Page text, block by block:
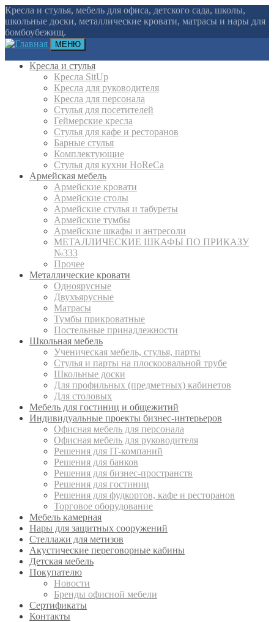
Кресла и стулья, мебель для офиса, детского сада, школы,
школьные доски, металлические кровати, матрасы и нары для
бомбоубежищ.
МЕНЮ
Кресла и стулья
Кресла SitUp
Кресла для руководителя
Кресла для персонала
Стулья для посетителей
Геймерские кресла
Cтулья для кафе и ресторанов
Барные стулья
Комплектующие
Стулья для кухни HoReCa
Армейская мебель
Армейские кровати
Армейские столы
Армейские стулья и табуреты
Армейские тумбы
Армейские шкафы и антресоли
МЕТАЛЛИЧЕСКИЕ ШКАФЫ ПО ПРИКАЗУ
№333
Прочее
Металлические кровати
Одноярусные
Двухъярусные
Матрасы
Тумбы прикроватные
Постельные принадлежности
Школьная мебель
Ученическая мебель, стулья, парты
Стулья и парты на плоскоовальной трубе
Школьные доски
Для профильных (предметных) кабинетов
Для столовых
Мебель для гостиниц и общежитий
Индивидуальные проекты бизнес-интерьеров
Офисная мебель для персонала
Офисная мебель для руководителя
Решения для IT-компаний
Решения для банков
Решения для бизнес-пространств
Решения для гостиниц
Решения для фудкортов, кафе и ресторанов
Торговое оборудование
Мебель камерная
Нары для защитных сооружений
Стеллажи для метизов
Акустические переговорные кабины
Детская мебель
Покупателю
Новости
Бренды офисной мебели
Сертификаты
Контакты